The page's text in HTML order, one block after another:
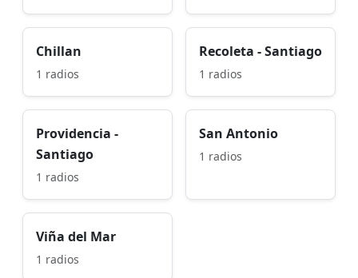
Chillan
1 radios
Recoleta - Santiago
1 radios
Providencia -
Santiago
1 radios
San Antonio
1 radios
Viña del Mar
1 radios